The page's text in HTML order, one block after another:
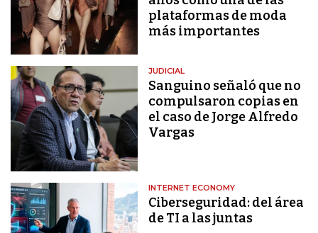
plataformas de moda
más importantes
JUDICIAL
Sanguino señaló que no
compulsaron copias en
el caso de Jorge Alfredo
Vargas
INTERNET ECONOMY
Ciberseguridad: del área
de TI a las juntas